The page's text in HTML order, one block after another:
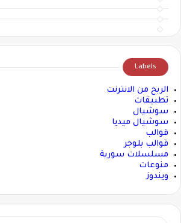
Labels
الربح من الانترنت
تطبيقات
سوشيال
سوشيال ميديا
قوالب
قوالب بلوجر
مسلسلات سورية
منوعات
ويندوز